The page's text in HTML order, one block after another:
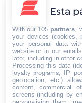
cuando se
tienen en la salud
Pasar largas
una realidad para
consecuencias de
Esta
With our 105 partners ,
your devices (cookies,
your personal data
website or in our
later, including in other
Processing this data
loyalty programs, IP,
geolocation, etc.)
content, commercial
screens (including by
personalising them,